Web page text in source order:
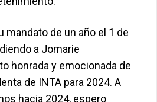
de un año el 1 de
a Jomarie
honrada y emocionada de
de INTA para 2024. A
hacia 2024, espero